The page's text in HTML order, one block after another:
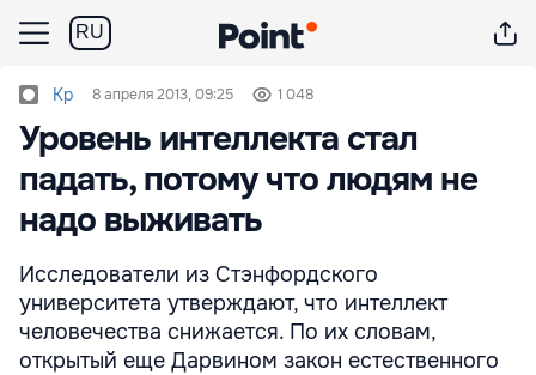
RU
Kp 8 апреля 2013, 09:25 1 048
Уровень интеллекта стал
падать, потому что людям не
надо выживать
Исследователи из Стэнфордского
университета утверждают, что интеллект
человечества снижается. По их словам,
открытый еще Дарвином закон естественного